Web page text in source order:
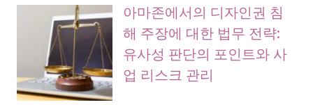
아마존에서의 디자인권 침
해 주장에 대한 법무 전략:
유사성 판단의 포인트와 사
업 리스크 관리